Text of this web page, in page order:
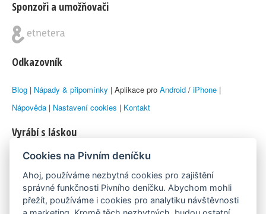
Sponzoři a umožňovači
Odkazovník
Blog | Nápady & připomínky | Aplikace pro Android / iPhone |
Nápověda | Nastavení cookies | Kontakt
Vyrábí s láskou
© 2010–2026 byLukáš Zemanaka Emka
Máme rádi
Cookies na Pivním deníčku
Ahoj, používáme nezbytná cookies pro zajištění
správné funkčnosti Pivního deníčku. Abychom mohli
přežít, používáme i cookies pro analytiku návštěvnosti